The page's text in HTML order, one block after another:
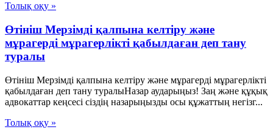
Толық оқу »
Өтініш Мерзімді қалпына келтіру және
мұрагерді мұрагерлікті қабылдаған деп тану
туралы
Өтініш Мерзімді қалпына келтіру және мұрагерді мұрагерлікті
қабылдаған деп тану туралыНазар аударыңыз! Заң және құқық
адвокаттар кеңсесі сіздің назарыңызды осы құжаттың негізг...
Толық оқу »